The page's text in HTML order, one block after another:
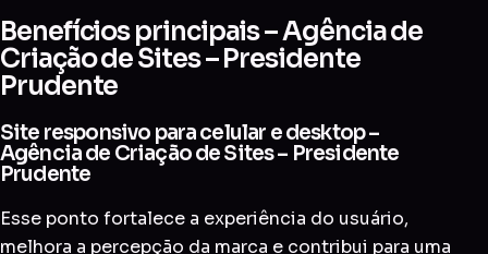
Benefícios principais – Agência de
Criação de Sites – Presidente
Prudente
Site responsivo para celular e desktop –
Agência de Criação de Sites – Presidente
Prudente
Esse ponto fortalece a experiência do usuário,
melhora a percepção da marca e contribui para uma